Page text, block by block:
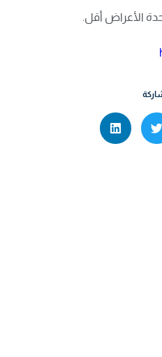
الأعراض أقل.